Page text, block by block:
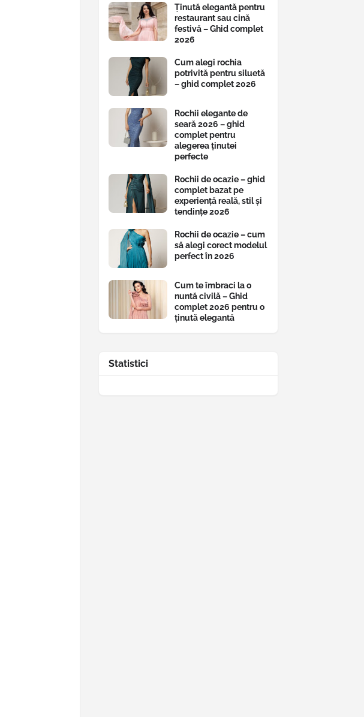
Ținută elegantă pentru
restaurant sau cină
festivă – Ghid complet
2026
Cum alegi rochia
potrivită pentru siluetă
– ghid complet 2026
Rochii elegante de
seară 2026 – ghid
complet pentru
alegerea ținutei
perfecte
Rochii de ocazie – ghid
complet bazat pe
experiență reală, stil și
tendințe 2026
Rochii de ocazie – cum
să alegi corect modelul
perfect în 2026
Cum te îmbraci la o
nuntă civilă – Ghid
complet 2026 pentru o
ținută elegantă
Statistici